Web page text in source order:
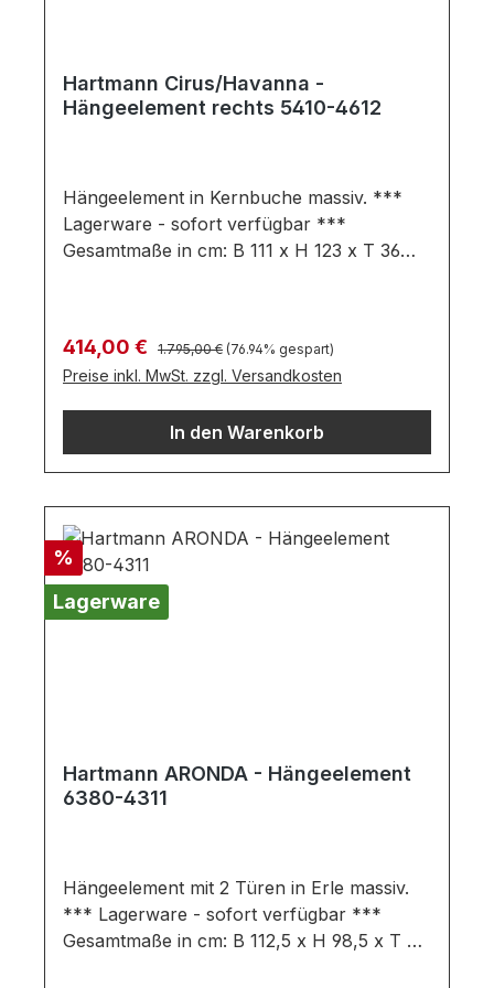
Hartmann Cirus/Havanna -
Hängeelement rechts 5410-4612
Hängeelement in Kernbuche massiv. ***
Lagerware - sofort verfügbar ***
Gesamtmaße in cm: B 111 x H 123 x T 36
Glaseinlegeboden Farben können auf
verschiedenen Bildschirmen abweichen.
Deko oder andere Beimöbel sind nicht
enthalten. Abbildung kann abweichen.
Verkaufspreis:
414,00 € Regulärer Preis:
1.795,00 € (76.94% gespart)
Preise inkl. MwSt. zzgl. Versandkosten
In den Warenkorb
Rabatt
%
Lagerware
Hartmann ARONDA - Hängeelement
6380-4311
Hängeelement mit 2 Türen in Erle massiv.
*** Lagerware - sofort verfügbar ***
Gesamtmaße in cm: B 112,5 x H 98,5 x T 38